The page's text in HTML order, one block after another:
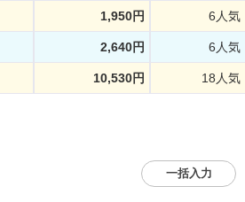
1,950円 6人気
2,640円 6人気
10,530円 18人気
一括入力